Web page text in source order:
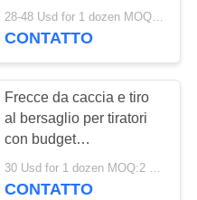
600-800-1000-1200-
1800/4.2mm di Mirco
28-48 Usd for 1 dozen MOQ:2 dozzine
CONTATTO
Frecce da caccia e tiro
al bersaglio per tiratori
con budget
250/300/350/400/500/600/700
30 Usd for 1 dozen MOQ:2 dozzine
CONTATTO